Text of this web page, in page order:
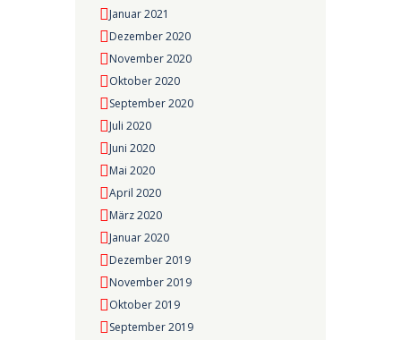
Januar 2021
Dezember 2020
November 2020
Oktober 2020
September 2020
Juli 2020
Juni 2020
Mai 2020
April 2020
März 2020
Januar 2020
Dezember 2019
November 2019
Oktober 2019
September 2019